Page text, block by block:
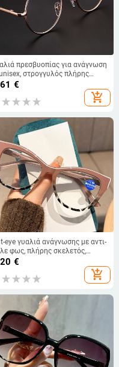
πρεσβυοπίας για ανάγνωση
στρογγυλός πλήρης
φακοί από ρητίνη,
φακοί με αντί-μπλε
€
add_shopping_cart
eye γυαλιά ανάγνωσης με αντι-
φως, πλήρης σκελετός,
βραχίονες, για
€
add_shopping_cart